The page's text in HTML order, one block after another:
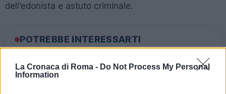
La Cronaca di Roma - Do Not Process My Personal
Information
dell’edonista e astuto criminale.
POTREBBE INTERESSARTI
Paola Perego in tv: malore in
diretta, cosa è successo?